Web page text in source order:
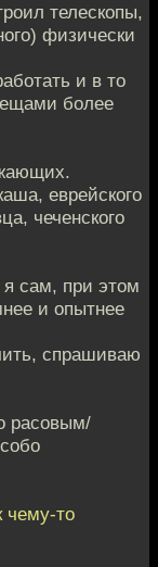
телескопы,
физически
и в то
более
еврейского
чеченского
сам, при этом
и опытнее
спрашиваю
расовым/
чему-то